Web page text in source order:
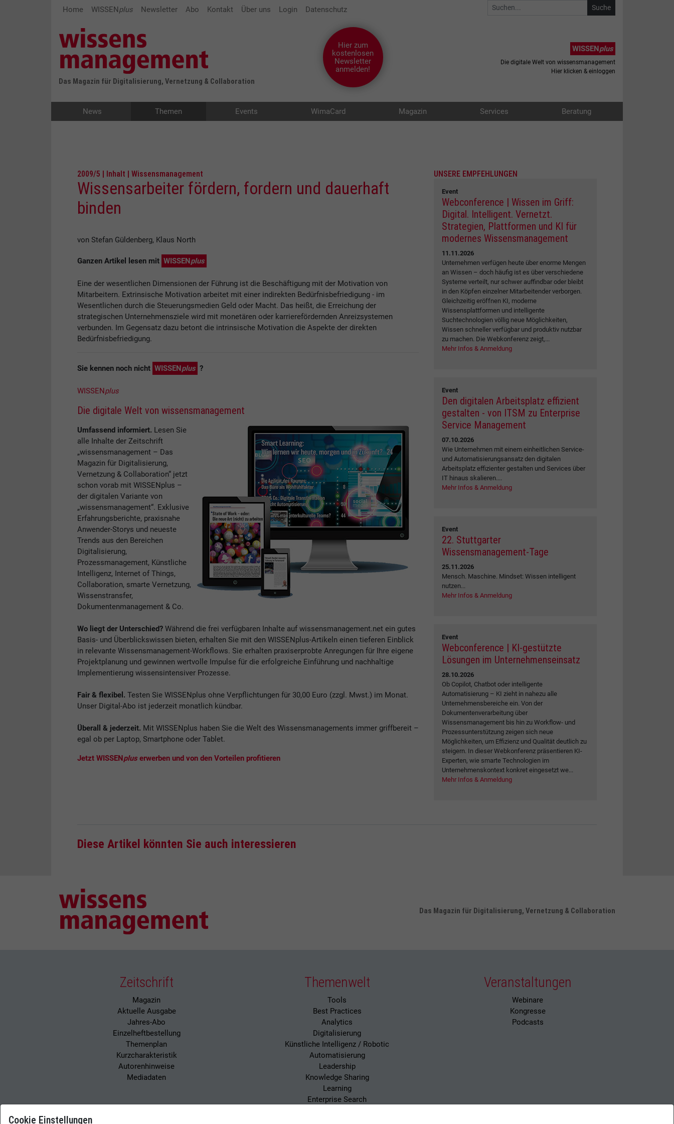
Home WISSENplus Newsletter Abo Kontakt Über uns Login Datenschutz
Das Magazin für Digitalisierung, Vernetzung & Collaboration
Hier zum
kostenlosen
Newsletter
anmelden!
WISSENplus
Die digitale Welt von wissensmanagement
Hier klicken & einloggen
News Themen Events WimaCard Magazin Services Beratung
2009/5 | Inhalt | Wissensmanagement
Wissensarbeiter fördern, fordern und dauerhaft
binden
von Stefan Güldenberg, Klaus North
Ganzen Artikel lesen mit WISSEN plus
Eine der wesentlichen Dimensionen der Führung ist die Beschäftigung mit der Motivation von
Mitarbeitern. Extrinsische Motivation arbeitet mit einer indirekten Bedürfnisbefriedigung - im
Wesentlichen durch die Steuerungsmedien Geld oder Macht. Das heißt, die Erreichung der
strategischen Unternehmensziele wird mit monetären oder karrierefördernden Anreizsystemen
verbunden. Im Gegensatz dazu betont die intrinsische Motivation die Aspekte der direkten
Bedürfnisbefriedigung.
Sie kennen noch nicht WISSEN plus ?
WISSEN plus
Die digitale Welt von wissensmanagement
Umfassend informiert. Lesen Sie
alle Inhalte der Zeitschrift
„wissensmanagement – Das
Magazin für Digitalisierung,
Vernetzung & Collaboration“ jetzt
schon vorab mit WISSENplus –
der digitalen Variante von
„wissensmanagement“. Exklusive
Erfahrungsberichte, praxisnahe
Anwender-Storys und neueste
Trends aus den Bereichen
Digitalisierung,
Prozessmanagement, Künstliche
Intelligenz, Internet of Things,
Collaboration, smarte Vernetzung,
Wissenstransfer,
Dokumentenmanagement & Co.
Wo liegt der Unterschied?Während die frei verfügbaren Inhalte auf wissensmanagement.net ein gutes
Basis- und Überblickswissen bieten, erhalten Sie mit den WISSENplus-Artikeln einen tieferen Einblick
in relevante Wissensmanagement-Workflows. Sie erhalten praxiserprobte Anregungen für Ihre eigene
Projektplanung und gewinnen wertvolle Impulse für die erfolgreiche Einführung und nachhaltige
Implementierung wissensintensiver Prozesse.
Fair & flexibel. Testen Sie WISSENplus ohne Verpflichtungen für 30,00 Euro (zzgl. Mwst.) im Monat.
Unser Digital-Abo ist jederzeit monatlich kündbar.
Überall & jederzeit. Mit WISSENplus haben Sie die Welt des Wissensmanagements immer griffbereit –
egal ob per Laptop, Smartphone oder Tablet.
Jetzt WISSEN pluserwerben und von den Vorteilen profitieren
UNSERE EMPFEHLUNGEN
Event
Webconference | Wissen im Griff:
Digital. Intelligent. Vernetzt.
Strategien, Plattformen und KI für
modernes Wissensmanagement
11.11.2026
Unternehmen verfügen heute über enorme Mengen
an Wissen – doch häufig ist es über verschiedene
Systeme verteilt, nur schwer auffindbar oder bleibt
in den Köpfen einzelner Mitarbeitender verborgen.
Gleichzeitig eröffnen KI, moderne
Wissensplattformen und intelligente
Suchtechnologien völlig neue Möglichkeiten,
Wissen schneller verfügbar und produktiv nutzbar
zu machen. Die Webkonferenz zeigt,...
Mehr Infos & Anmeldung
Event
Den digitalen Arbeitsplatz effizient
gestalten - von ITSM zu Enterprise
Service Management
07.10.2026
Wie Unternehmen mit einem einheitlichen Service-
und Automatisierungsansatz den digitalen
Arbeitsplatz effizienter gestalten und Services über
IT hinaus skalieren....
Mehr Infos & Anmeldung
Event
22. Stuttgarter
Wissensmanagement-Tage
25.11.2026
Mensch. Maschine. Mindset: Wissen intelligent
nutzen...
Mehr Infos & Anmeldung
Event
Webconference | KI-gestützte
Lösungen im Unternehmenseinsatz
28.10.2026
Ob Copilot, Chatbot oder intelligente
Automatisierung – KI zieht in nahezu alle
Unternehmensbereiche ein. Von der
Dokumentenverarbeitung über
Wissensmanagement bis hin zu Workflow- und
Prozessunterstützung zeigen sich neue
Möglichkeiten, um Effizienz und Qualität deutlich zu
steigern. In dieser Webkonferenz präsentieren KI-
Experten, wie smarte Technologien im
Unternehmenskontext konkret eingesetzt we...
Mehr Infos & Anmeldung
Diese Artikel könnten Sie auch interessieren
Das Magazin für Digitalisierung, Vernetzung & Collaboration
Zeitschrift
Magazin
Aktuelle Ausgabe
Jahres-Abo
Einzelheftbestellung
Themenplan
Kurzcharakteristik
Autorenhinweise
Mediadaten
Themenwelt
Tools
Best Practices
Analytics
Digitalisierung
Künstliche Intelligenz / Robotic
Automatisierung
Leadership
Knowledge Sharing
Learning
Enterprise Search
Veranstaltungen
Webinare
Kongresse
Podcasts
Cookie Einstellungen